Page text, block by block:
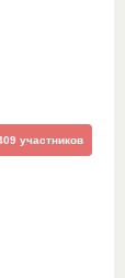
участников